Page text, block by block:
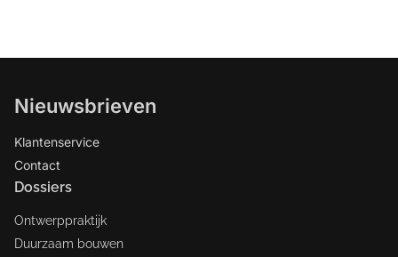
Nieuwsbrieven
Klantenservice
Contact
Dossiers
Ontwerppraktijk
Duurzaam bouwen